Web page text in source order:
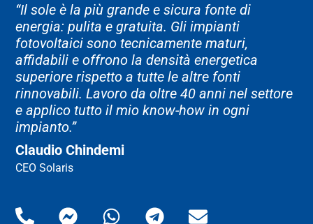
“Il sole è la più grande e sicura fonte di
energia: pulita e gratuita. Gli impianti
fotovoltaici sono tecnicamente maturi,
affidabili e offrono la densità energetica
superiore rispetto a tutte le altre fonti
rinnovabili. Lavoro da oltre 40 anni nel settore
e applico tutto il mio know-how in ogni
impianto.”
Claudio Chindemi
CEO Solaris